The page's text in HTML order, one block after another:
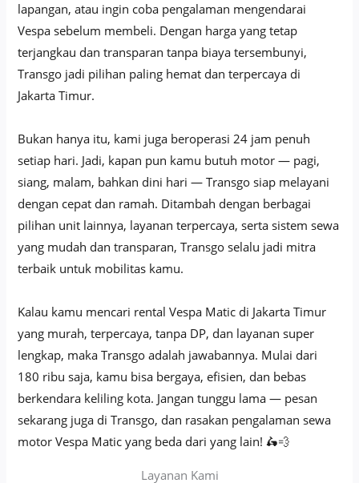
lapangan, atau ingin coba pengalaman mengendarai
Vespa sebelum membeli. Dengan harga yang tetap
terjangkau dan transparan tanpa biaya tersembunyi,
Transgo jadi pilihan paling hemat dan terpercaya di
Jakarta Timur.
Bukan hanya itu, kami juga beroperasi 24 jam penuh
setiap hari. Jadi, kapan pun kamu butuh motor — pagi,
siang, malam, bahkan dini hari — Transgo siap melayani
dengan cepat dan ramah. Ditambah dengan berbagai
pilihan unit lainnya, layanan terpercaya, serta sistem sewa
yang mudah dan transparan, Transgo selalu jadi mitra
terbaik untuk mobilitas kamu.
Kalau kamu mencari rental Vespa Matic di Jakarta Timur
yang murah, terpercaya, tanpa DP, dan layanan super
lengkap, maka Transgo adalah jawabannya. Mulai dari
180 ribu saja, kamu bisa bergaya, efisien, dan bebas
berkendara keliling kota. Jangan tunggu lama — pesan
sekarang juga di Transgo, dan rasakan pengalaman sewa
motor Vespa Matic yang beda dari yang lain! 🛵💨
Layanan Kami